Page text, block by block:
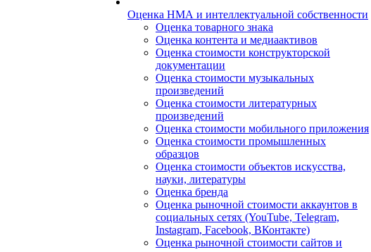
Оценка НМА и интеллектуальной собственности
Оценка товарного знака
Оценка контента и медиаактивов
Оценка стоимости конструкторской
документации
Оценка стоимости музыкальных
произведений
Оценка стоимости литературных
произведений
Оценка стоимости мобильного приложения
Оценка стоимости промышленных
образцов
Оценка стоимости объектов искусства,
науки, литературы
Оценка бренда
Оценка рыночной стоимости аккаунтов в
социальных сетях (YouTube, Telegram,
Instagram, Facebook, ВКонтакте)
Оценка рыночной стоимости сайтов и